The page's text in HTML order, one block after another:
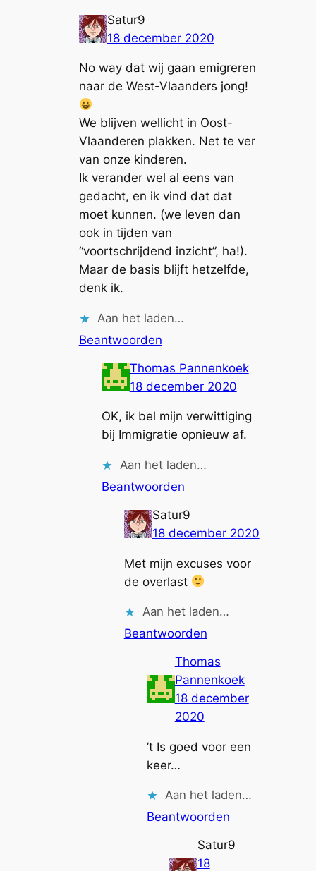
Satur9
18 december 2020
No way dat wij gaan emigreren
naar de West-Vlaanders jong!
We blijven wellicht in Oost-
Vlaanderen plakken. Net te ver
van onze kinderen.
Ik verander wel al eens van
gedacht, en ik vind dat dat
moet kunnen. (we leven dan
ook in tijden van
“voortschrijdend inzicht”, ha!).
Maar de basis blijft hetzelfde,
denk ik.
Aan het laden…
Beantwoorden
Thomas Pannenkoek
18 december 2020
OK, ik bel mijn verwittiging
bij Immigratie opnieuw af.
Aan het laden…
Beantwoorden
Satur9
18 december 2020
Met mijn excuses voor
de overlast
Aan het laden…
Beantwoorden
Thomas
Pannenkoek
18 december
2020
’t Is goed voor een
keer…
Aan het laden…
Beantwoorden
Satur9
18